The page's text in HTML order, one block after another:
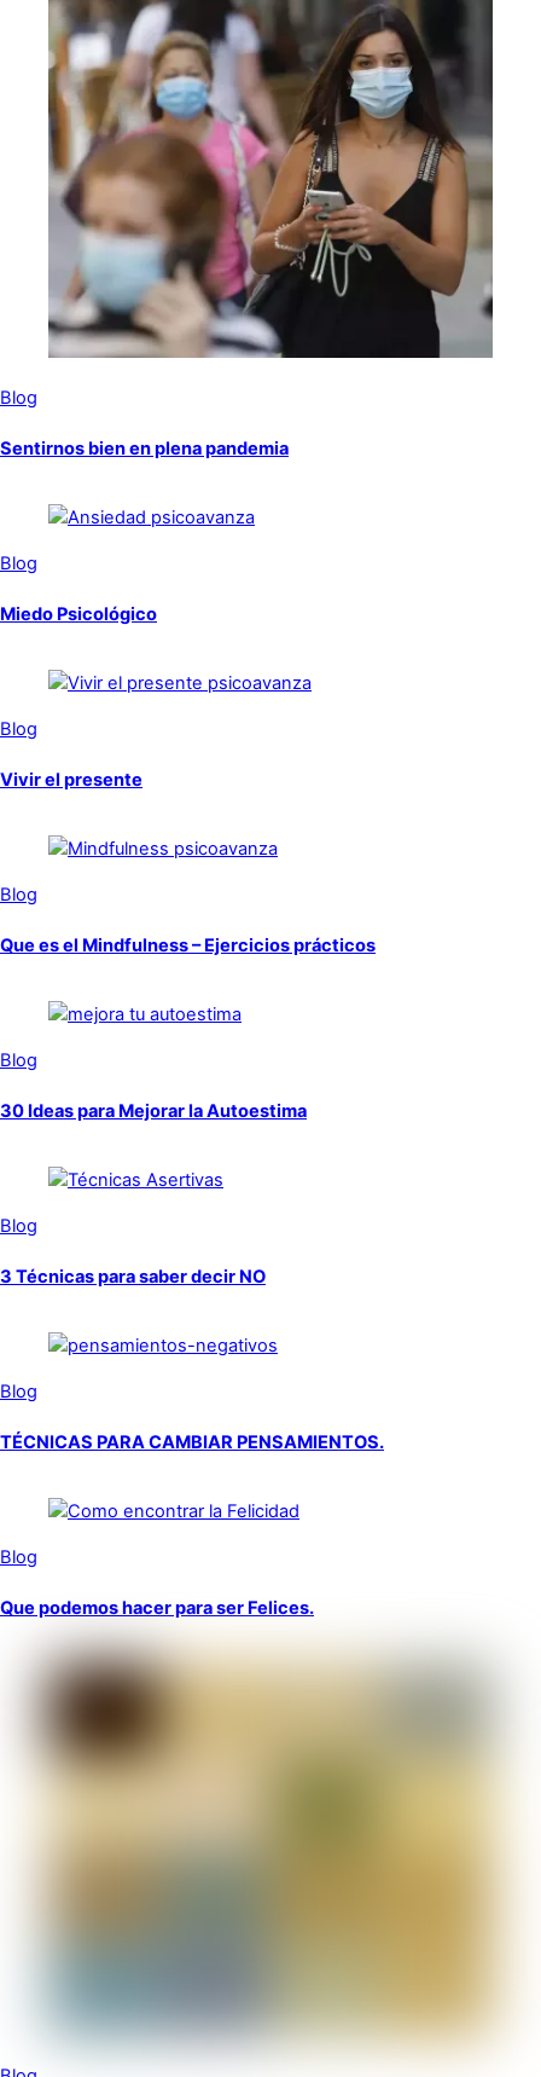
Blog
Sentirnos bien en plena pandemia
Blog
Miedo Psicológico
Blog
Vivir el presente
Blog
Que es el Mindfulness – Ejercicios prácticos
Blog
30 Ideas para Mejorar la Autoestima
Blog
3 Técnicas para saber decir NO
Blog
TÉCNICAS PARA CAMBIAR PENSAMIENTOS.
Blog
Que podemos hacer para ser Felices.